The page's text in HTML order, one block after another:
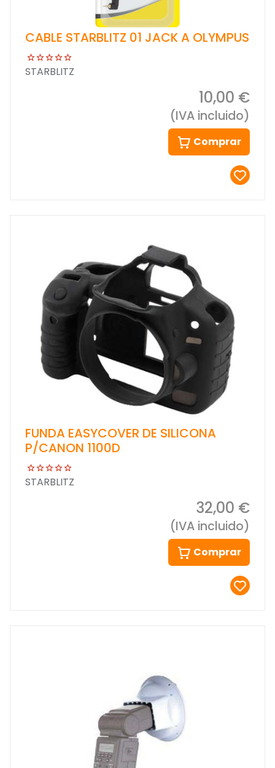
CABLE STARBLITZ 01 JACK A OLYMPUS
STARBLITZ
10,00 €
(IVA incluido)
Comprar
FUNDA EASYCOVER DE SILICONA
P/CANON 1100D
STARBLITZ
32,00 €
(IVA incluido)
Comprar